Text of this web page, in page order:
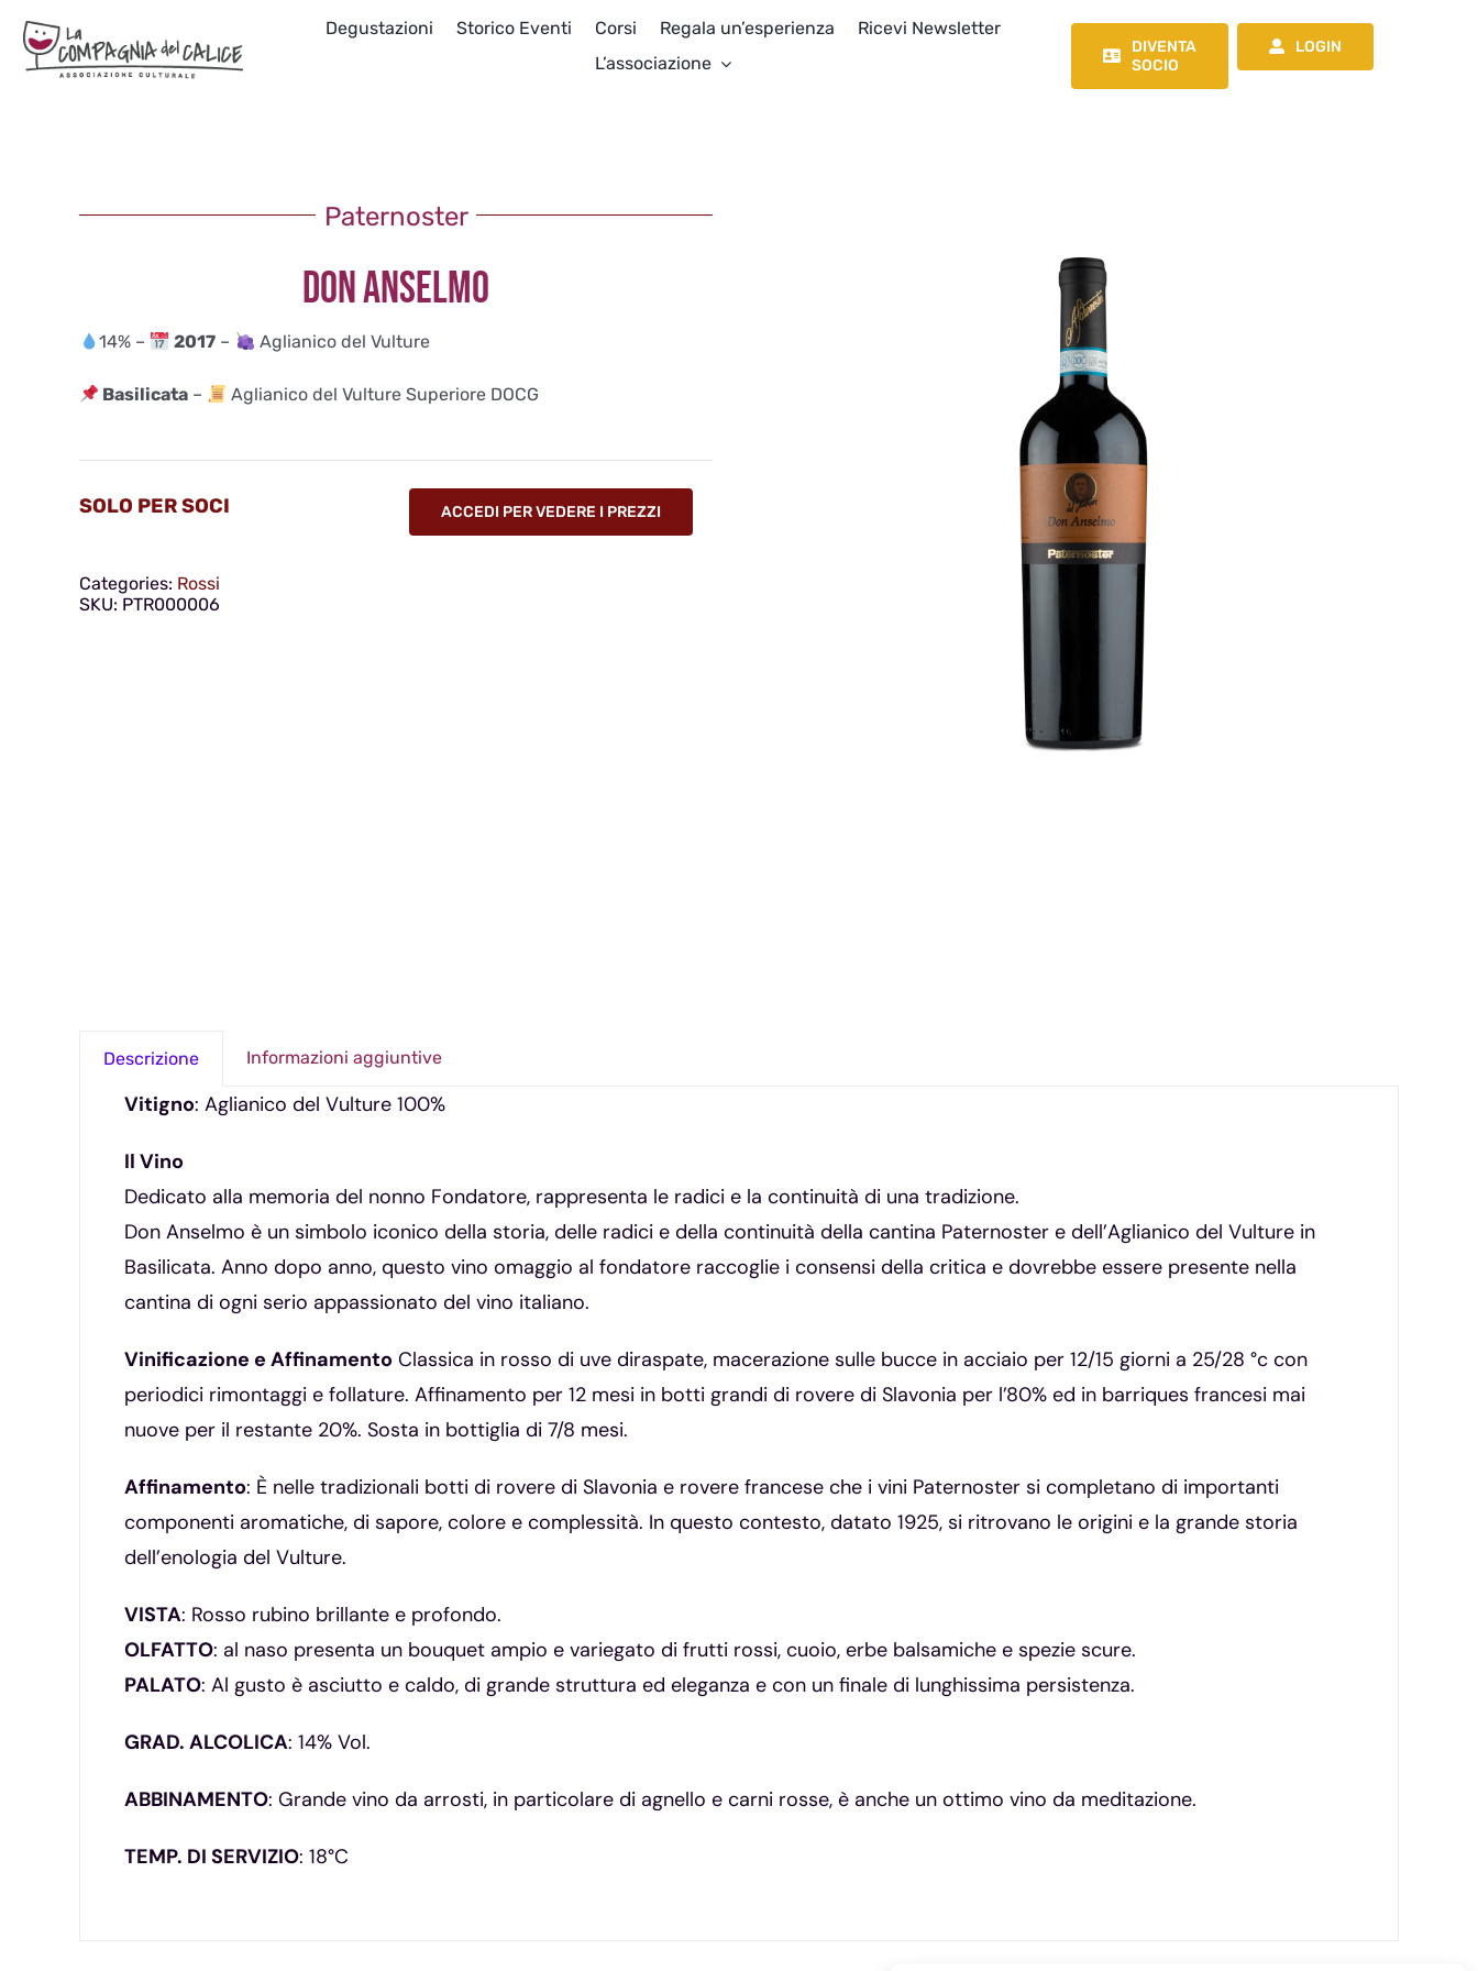
contenuto
Degustazioni Storico Eventi Corsi Regala un’esperienza
Ricevi Newsletter
L’associazione
DIVENTA
SOCIO
LOGIN
Paternoster
DON ANSELMO
14% – 2017 – Aglianico del Vulture
Basilicata – Aglianico del Vulture Superiore DOCG
SOLO PER SOCI ACCEDI PER VEDERE I PREZZI
Categories: Rossi
SKU: PTR000006
Descrizione Informazioni aggiuntive
Vitigno: Aglianico del Vulture 100%
Il Vino
Dedicato alla memoria del nonno Fondatore, rappresenta le radici e la continuità di una tradizione.
Don Anselmo è un simbolo iconico della storia, delle radici e della continuità della cantina Paternoster e dell’Aglianico del Vulture in
Basilicata. Anno dopo anno, questo vino omaggio al fondatore raccoglie i consensi della critica e dovrebbe essere presente nella
cantina di ogni serio appassionato del vino italiano.
Vinificazione e Affinamento Classica in rosso di uve diraspate, macerazione sulle bucce in acciaio per 12/15 giorni a 25/28 °c con
periodici rimontaggi e follature. Affinamento per 12 mesi in botti grandi di rovere di Slavonia per l’80% ed in barriques francesi mai
nuove per il restante 20%. Sosta in bottiglia di 7/8 mesi.
Affinamento: È nelle tradizionali botti di rovere di Slavonia e rovere francese che i vini Paternoster si completano di importanti
componenti aromatiche, di sapore, colore e complessità. In questo contesto, datato 1925, si ritrovano le origini e la grande storia
dell’enologia del Vulture.
VISTA: Rosso rubino brillante e profondo.
OLFATTO: al naso presenta un bouquet ampio e variegato di frutti rossi, cuoio, erbe balsamiche e spezie scure.
PALATO: Al gusto è asciutto e caldo, di grande struttura ed eleganza e con un finale di lunghissima persistenza.
GRAD. ALCOLICA: 14% Vol.
ABBINAMENTO: Grande vino da arrosti, in particolare di agnello e carni rosse, è anche un ottimo vino da meditazione.
TEMP. DI SERVIZIO: 18°C